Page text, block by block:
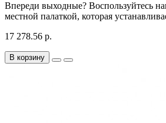
Впереди выходные? Воспользуйтесь
местной палаткой, которая
17 278.56 р.
В корзину